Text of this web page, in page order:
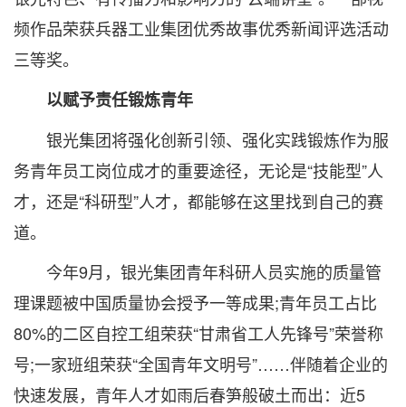
频作品荣获兵器工业集团优秀故事优秀新闻评选活动
三等奖。
以赋予责任锻炼青年
银光集团将强化创新引领、强化实践锻炼作为服
务青年员工岗位成才的重要途径，无论是“技能型”人
才，还是“科研型”人才，都能够在这里找到自己的赛
道。
今年9月，银光集团青年科研人员实施的质量管
理课题被中国质量协会授予一等成果;青年员工占比
80%的二区自控工组荣获“甘肃省工人先锋号”荣誉称
号;一家班组荣获“全国青年文明号”……伴随着企业的
快速发展，青年人才如雨后春笋般破土而出：近5